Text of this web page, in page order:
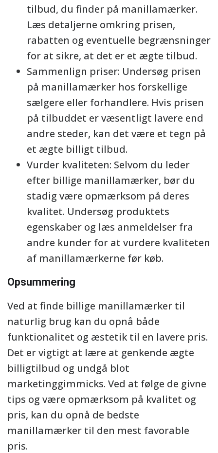
tilbud, du finder på manillamærker.
Læs detaljerne omkring prisen,
rabatten og eventuelle begrænsninger
for at sikre, at det er et ægte tilbud.
Sammenlign priser: Undersøg prisen
på manillamærker hos forskellige
sælgere eller forhandlere. Hvis prisen
på tilbuddet er væsentligt lavere end
andre steder, kan det være et tegn på
et ægte billigt tilbud.
Vurder kvaliteten: Selvom du leder
efter billige manillamærker, bør du
stadig være opmærksom på deres
kvalitet. Undersøg produktets
egenskaber og læs anmeldelser fra
andre kunder for at vurdere kvaliteten
af manillamærkerne før køb.
Opsummering
Ved at finde billige manillamærker til
naturlig brug kan du opnå både
funktionalitet og æstetik til en lavere pris.
Det er vigtigt at lære at genkende ægte
billigtilbud og undgå blot
marketinggimmicks. Ved at følge de givne
tips og være opmærksom på kvalitet og
pris, kan du opnå de bedste
manillamærker til den mest favorable
pris.